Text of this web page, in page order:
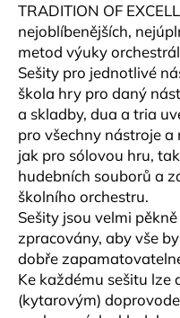
5
hviezdičiek.
TRADITION OF
nejoblíbenějších,
metod výuky
Sešity pro jednotlivé
škola hry pro daný
a skladby, dua a tria
pro všechny nástroje
jak pro sólovou hru,
hudebních souborů a
školního orchestru.
Sešity jsou velmi
zpracovány, aby vše
dobře
Ke každému sešitu lze
(kytarovým)
HĽADAŤ
O
d
p
o
r
ú
č
a
m
e